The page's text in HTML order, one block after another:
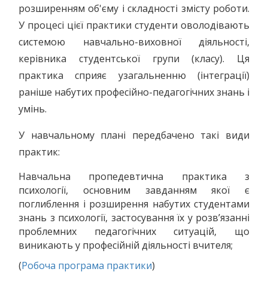
розширенням об'єму і складності змісту роботи.
У процесі цієї практики студенти оволодівають
системою навчально-виховної діяльності,
керівника студентської групи (класу). Ця
практика сприяє узагальненню (інтеграції)
раніше набутих професійно-педагогічних знань і
умінь.
У навчальному плані передбачено такі види
практик:
Навчальна пропедевтична практика з
психології, основним завданням якої є
поглиблення і розширення набутих студентами
знань з психології, застосування їх у розв’язанні
проблемних педагогічних ситуацій, що
виникають у професійній діяльності вчителя;
(Робоча програма практики)